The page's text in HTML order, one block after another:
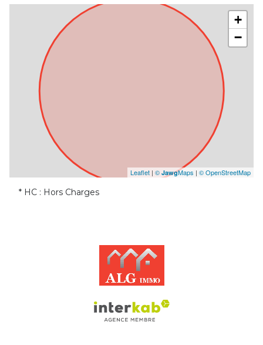
cuisine
m²
+
−
Leaflet | © JawgMaps | © OpenStreetMap
* HC : Hors Charges